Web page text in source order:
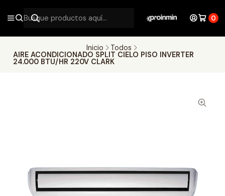
0
Inicio
Todos
AIRE ACONDICIONADO SPLIT CIELO PISO INVERTER
24.000 BTU/HR 220V CLARK